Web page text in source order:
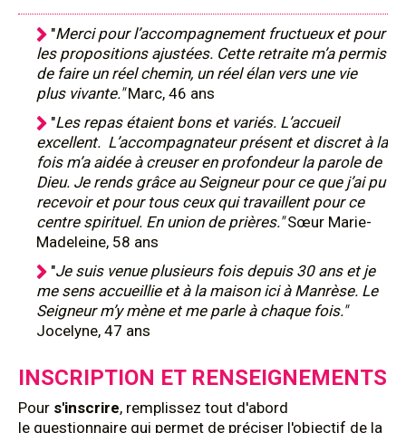
"Merci pour l’accompagnement fructueux et pour
les propositions ajustées. Cette retraite m’a permis
de faire un réel chemin, un réel élan vers une vie
plus vivante."Marc, 46 ans
"Les repas étaient bons et variés. L’accueil
excellent. L’accompagnateur présent et discret à la
fois m’a aidée à creuser en profondeur la parole de
Dieu. Je rends grâce au Seigneur pour ce que j’ai pu
recevoir et pour tous ceux qui travaillent pour ce
centre spirituel. En union de prières."Sœur Marie-
Madeleine, 58 ans
"Je suis venue plusieurs fois depuis 30 ans et je
me sens accueillie et à la maison ici à Manrèse. Le
Seigneur m’y mène et me parle à chaque fois."
Jocelyne, 47 ans
INSCRIPTION ET RENSEIGNEMENTS
Pour s'inscrire, remplissez tout d'abord
le questionnaire qui permet de préciser l'objectif de la